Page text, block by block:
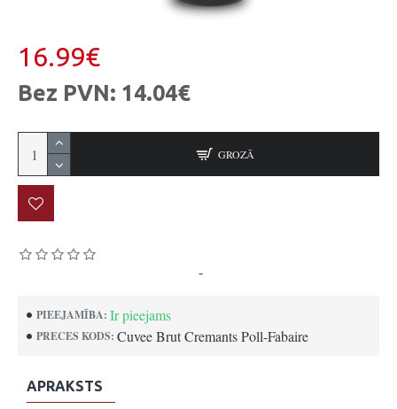
PIEEJAMĪBA: Ir pieejams
PRECES KODS: Cuvee Brut Cremants Poll-Fabaire
-
16.99€
Bez PVN: 14.04€
GROZĀ
APRAKSTS